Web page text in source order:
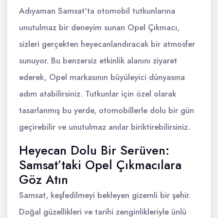
Adıyaman Samsat'ta otomobil tutkunlarına
unutulmaz bir deneyim sunan Opel Çıkmacı,
sizleri gerçekten heyecanlandıracak bir atmosfer
sunuyor. Bu benzersiz etkinlik alanını ziyaret
ederek, Opel markasının büyüleyici dünyasına
adım atabilirsiniz. Tutkunlar için özel olarak
tasarlanmış bu yerde, otomobillerle dolu bir gün
geçirebilir ve unutulmaz anılar biriktirebilirsiniz.
Heyecan Dolu Bir Serüven:
Samsat’taki Opel Çıkmacılara
Göz Atın
Samsat, keşfedilmeyi bekleyen gizemli bir şehir.
Doğal güzellikleri ve tarihi zenginlikleriyle ünlü